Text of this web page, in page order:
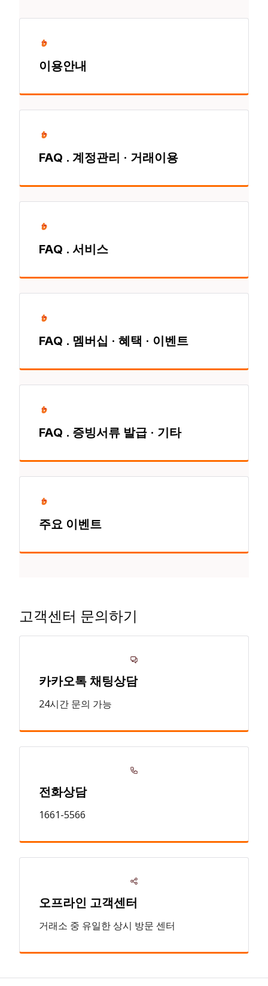
이용안내
FAQ . 계정관리 · 거래이용
FAQ . 서비스
FAQ . 멤버십 · 혜택 · 이벤트
FAQ . 증빙서류 발급 · 기타
주요 이벤트
고객센터 문의하기
카카오톡 채팅상담
24시간 문의 가능
전화상담
1661-5566
오프라인 고객센터
거래소 중 유일한 상시 방문 센터